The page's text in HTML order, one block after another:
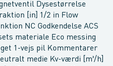
Dysestørrelse
[in] 1/2 in Flow
NC Godkendelse ACS
materiale Eco messing
1-vejs pil Kommentarer
medie Kv-værdi [m³/h]